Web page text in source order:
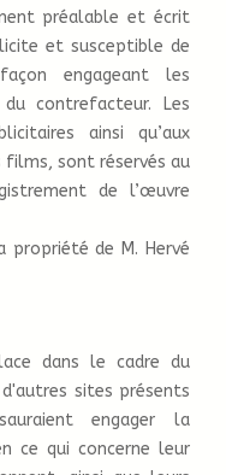
préalable et écrit
et susceptible de
engageant les
contrefacteur. Les
ainsi qu’aux
films, sont réservés au
de l’œuvre
de M. Hervé
dans le cadre du
sites présents
engager la
ce qui concerne leur